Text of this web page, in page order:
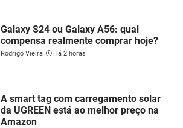
Galaxy S24 ou Galaxy A56: qual
compensa realmente comprar hoje?
Rodrigo Vieira Há 2 horas
A smart tag com carregamento solar
da UGREEN está ao melhor preço na
Amazon